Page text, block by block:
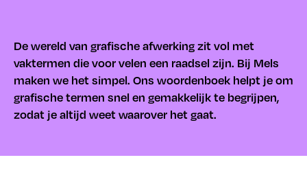
De wereld van grafische afwerking zit vol met
vaktermen die voor velen een raadsel zijn. Bij Mels
maken we het simpel. Ons woordenboek helpt je om
grafische termen snel en gemakkelijk te begrijpen,
zodat je altijd weet waarover het gaat.